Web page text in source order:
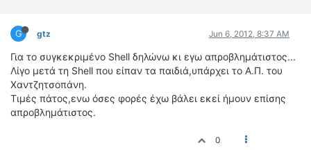
G gtz Jun 6, 2012, 8:37 AM
Για το συγκεκριμένο Shell δηλώνω κι εγω απροβλημάτιστος...
Λίγο μετά τη Shell που είπαν τα παιδιά,υπάρχει το Α.Π. του
Χαντζητσοπάνη.
Τιμές πάτος,ενω όσες φορές έχω βάλει εκεί ήμουν επίσης
απροβλημάτιστος.
0